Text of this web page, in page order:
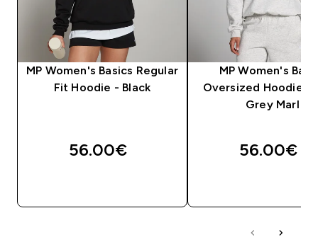
MP Women's Basics Regular
Fit Hoodie - Black
56.00€‎
MP Women's
Oversized Hoodie -
Grey Marl
56.00€‎